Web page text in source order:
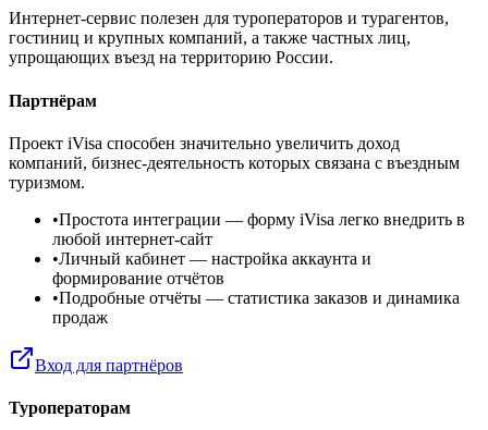
Интернет-сервис полезен для туроператоров и турагентов,
гостиниц и крупных компаний, а также частных лиц,
упрощающих въезд на территорию России.
Партнёрам
Проект iVisa способен значительно увеличить доход
компаний, бизнес-деятельность которых связана с въездным
туризмом.
•Простота интеграции — форму iVisa легко внедрить в
любой интернет-сайт
•Личный кабинет — настройка аккаунта и
формирование отчётов
•Подробные отчёты — статистика заказов и динамика
продаж
Вход для партнёров
Туроператорам